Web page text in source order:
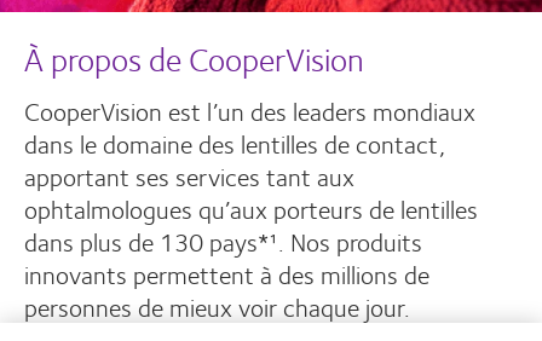
À propos de CooperVision
CooperVision est l’un des leaders mondiaux
dans le domaine des lentilles de contact,
apportant ses services tant aux
ophtalmologues qu’aux porteurs de lentilles
dans plus de 130 pays*¹. Nos produits
innovants permettent à des millions de
personnes de mieux voir chaque jour.